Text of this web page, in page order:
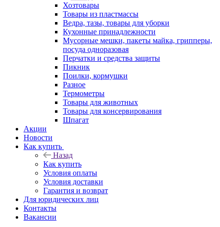
Хозтовары
Товары из пластмассы
Ведра, тазы, товары для уборки
Кухонные принадлежности
Мусорные мешки, пакеты майка, грипперы,
посуда одноразовая
Перчатки и средства защиты
Пикник
Поилки, кормушки
Разное
Термометры
Товары для животных
Товары для консервирования
Шпагат
Акции
Новости
Как купить
Назад
Как купить
Условия оплаты
Условия доставки
Гарантия и возврат
Для юридических лиц
Контакты
Вакансии